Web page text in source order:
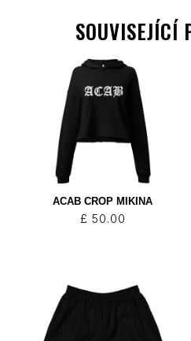
SOUVISEJÍCÍ
ACAB CROP MIKINA
£ 50.00